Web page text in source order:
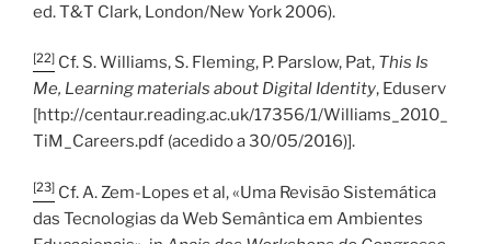
ed. T&T Clark, London/New York 2006).
[22] Cf. S. Williams, S. Fleming, P. Parslow, Pat, This Is
Me, Learning materials about Digital Identity, Eduserv
[http://centaur.reading.ac.uk/17356/1/Williams_2010_
TiM_Careers.pdf (acedido a 30/05/2016)].
[23] Cf. A. Zem-Lopes et al, «Uma Revisão Sistemática
das Tecnologias da Web Semântica em Ambientes